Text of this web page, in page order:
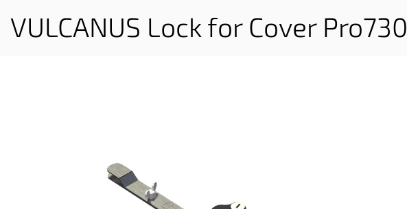
VULCANUS Lock for Cover Pro730